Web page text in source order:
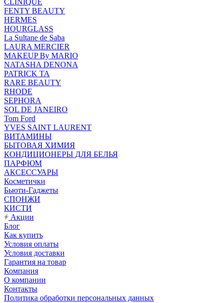
CLINIQUE
FENTY BEAUTY
HERMES
HOURGLASS
La Sultane de Saba
LAURA MERCIER
MAKEUP By MARIO
NATASHA DENONA
PATRICK TA
RARE BEAUTY
RHODE
SEPHORA
SOL DE JANEIRO
Tom Ford
YVES SAINT LAURENT
ВИТАМИНЫ
БЫТОВАЯ ХИМИЯ
КОНДИЦИОНЕРЫ ДЛЯ БЕЛЬЯ
ПАРФЮМ
АКСЕССУАРЫ
Косметички
Бьюти-Гаджеты
СПОНЖИ
КИСТИ
Акции
Блог
Как купить
Условия оплаты
Условия доставки
Гарантия на товар
Компания
О компании
Контакты
Политика обработки персональных данных